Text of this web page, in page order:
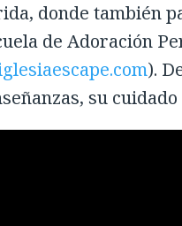
donde también
de Adoración
).
su